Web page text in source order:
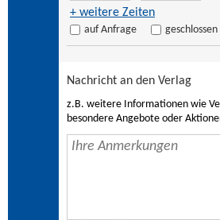
+ weitere Zeiten
auf Anfrage geschlossen
Nachricht an den Verlag
z.B. weitere Informationen wie
besondere Angebote oder